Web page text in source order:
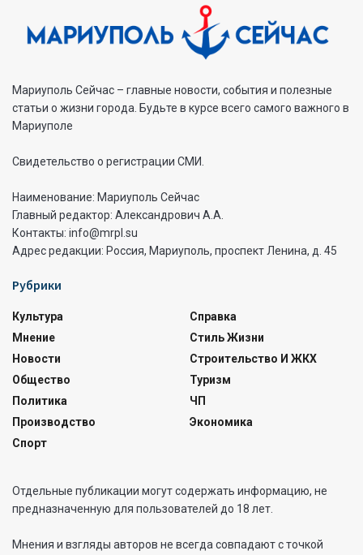
Мариуполь Сейчас – главные новости, события и полезные
статьи о жизни города. Будьте в курсе всего самого важного в
Мариуполе
Свидетельство о регистрации СМИ.
Наименование: Мариуполь Сейчас
Главный редактор: Александрович А.А.
Контакты: info@mrpl.su
Адрес редакции: Россия, Мариуполь, проспект Ленина, д. 45
Рубрики
Культура
Мнение
Новости
Общество
Политика
Производство
Спорт
Справка
Стиль Жизни
Строительство И ЖКХ
Туризм
ЧП
Экономика
Отдельные публикации могут содержать информацию, не
предназначенную для пользователей до 18 лет.
Мнения и взгляды авторов не всегда совпадают с точкой